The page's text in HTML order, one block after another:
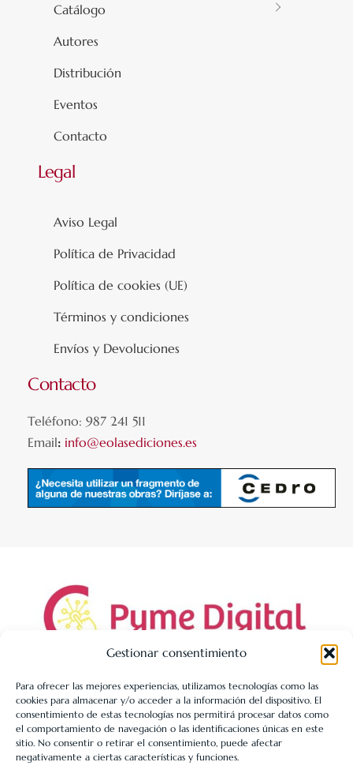
Gestionar consentimiento
Para ofrecer las mejores experiencias, utilizamos tecnologías como las
cookies para almacenar y/o acceder a la información del dispositivo. El
consentimiento de estas tecnologías nos permitirá procesar datos como
el comportamiento de navegación o las identificaciones únicas en este
sitio. No consentir o retirar el consentimiento, puede afectar
negativamente a ciertas características y funciones.
Catálogo
Autores
Distribución
Eventos
Contacto
Legal
Aviso Legal
Política de Privacidad
Política de cookies (UE)
Términos y condiciones
Envíos y Devoluciones
Contacto
Teléfono: 987 241 511
Email: info@eolasediciones.es
LIBRERÍA UNIVERSITARIA LEÓN 1980 SLL ha sido beneficiaria
de Fondos Europeos, cuyo objetivo es la mejora de la
competitividad de las PYMES, y gracias al cual ha puesto en
marcha un Plan de Acción con el objetivo de reforzar la